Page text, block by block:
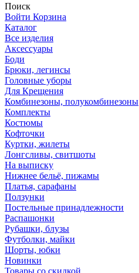
Поиск
Войти Корзина
Каталог
Все изделия
Аксесcуары
Боди
Брюки, легинсы
Головные уборы
Для Крещения
Комбинезоны, полукомбинезоны
Комплекты
Костюмы
Кофточки
Куртки, жилеты
Лонгсливы, свитшоты
На выписку
Нижнее бельё, пижамы
Платья, сарафаны
Ползунки
Постельные принадлежности
Распашонки
Рубашки, блузы
Футболки, майки
Шорты, юбки
Новинки
Товары со скидкой